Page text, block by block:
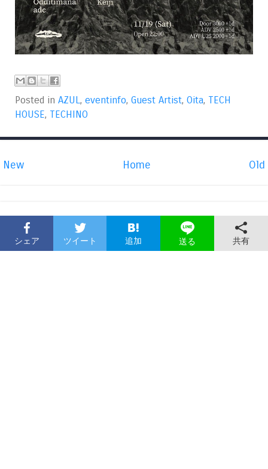
Posted in AZUL, eventinfo, Guest Artist, Oita, TECH
HOUSE, TECHINO
New Old
Home
シェア ツイート 追加 送る 共有